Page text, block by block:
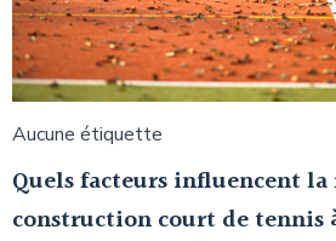
Aucune étiquette
Quels facteurs influencent la
construction court de tennis